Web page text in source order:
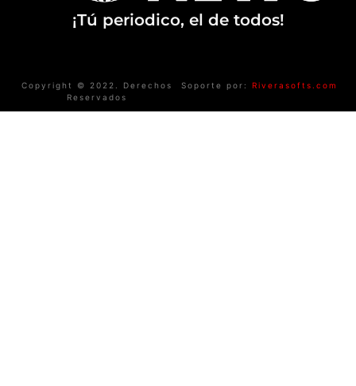
¡Tú periodico, el de todos!
Copyright © 2022. Derechos
Reservados
Soporte por: Riverasofts.com